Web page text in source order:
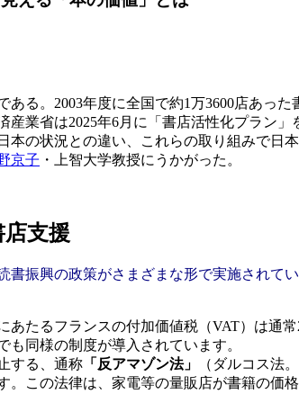
る。2003年度に全国で約1万3600店あっ
業省は2025年6月に「書店活性化プラン
の状況との違い、これらの取り組みで
京子 ・上智大学教授にうかがった。
支援
興の政策がさまざまな形で実施されて
あたるフランスの付加価値税（VAT）は通
同様の制度が導入されています。
する、通称 「反アマゾン法」
（ダルコス法
。この法律は、家電等の量販店が書籍の価